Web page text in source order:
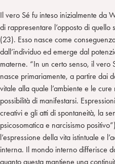
Il vero Sé fu inteso inizialmente da
di rappresentare l’opposto di quello
(23). Esso nasce come
dall’individuo ed emerge dal
materne. “In un certo senso, il vero
nasce primariamente, a partire dai
vitale alla quale l’ambiente e le
possibilità di manifestarsi.
creativi e gli atti di spontaneità, la
psicosomatica e narcisismo
l’espressione della vita istintuale e
interna. Il mondo interno differisce
quanto questa mantiene una